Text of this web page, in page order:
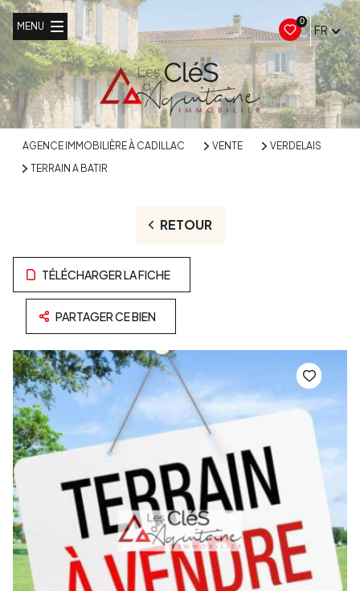
0
FR
MENU
AGENCE IMMOBILIÈRE À CADILLAC VENTE
VERDELAIS
TERRAIN A BATIR
RETOUR
TÉLÉCHARGER LA FICHE
PARTAGER CE BIEN